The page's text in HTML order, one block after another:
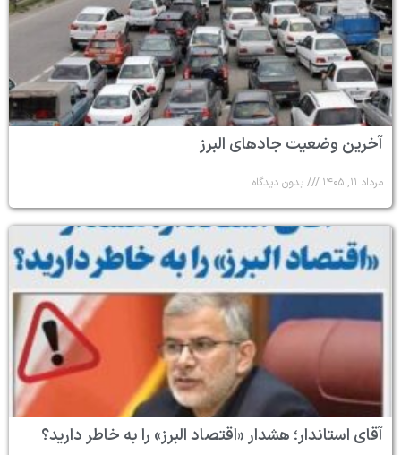
آخرین وضعیت جادهای البرز
مرداد ۱۱, ۱۴۰۵ بدون دیدگاه
آقای استاندار؛ هشدار «اقتصاد البرز» را به خاطر دارید؟